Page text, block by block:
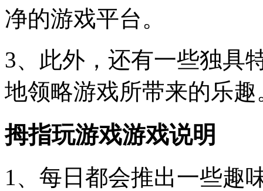
净的游戏平台。
3、此外，还有一些独具
地领略游戏所带来的乐趣
拇指玩游戏游戏说明
1、每日都会推出一些趣